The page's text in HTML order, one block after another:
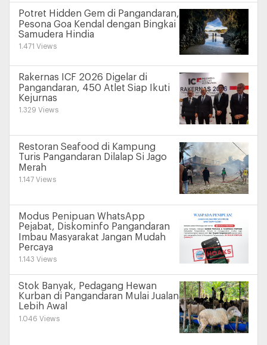
Potret Hidden Gem di Pangandaran,
Pesona Goa Kendal dengan Bingkai
Samudera Hindia
1.471 Views
Rakernas ICF 2026 Digelar di
Pangandaran, 450 Atlet Siap Ikuti
Kejurnas
1.329 Views
Restoran Seafood di Kampung
Turis Pangandaran Dilalap Si Jago
Merah
1.147 Views
Modus Penipuan WhatsApp
Pejabat, Diskominfo Pangandaran
Imbau Masyarakat Jangan Mudah
Percaya
1.143 Views
Stok Banyak, Pedagang Hewan
Kurban di Pangandaran Mulai Jualan
Lebih Awal
1.046 Views